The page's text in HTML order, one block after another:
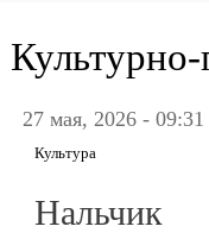
27 мая, 2026 - 09:31
Культура